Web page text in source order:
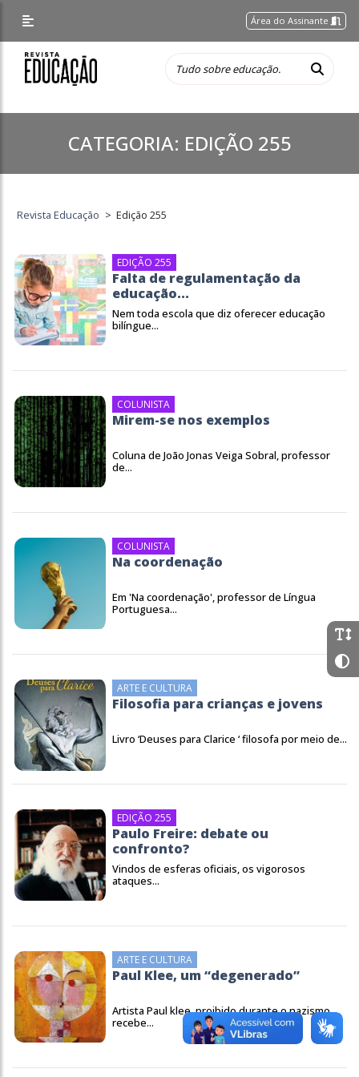
Área do Assinante
CATEGORIA: EDIÇÃO 255
Revista Educação > Edição 255
EDIÇÃO 255
Falta de regulamentação da
educação...
Nem toda escola que diz oferecer educação
bilíngue...
COLUNISTA
Mirem-se nos exemplos
Coluna de João Jonas Veiga Sobral, professor
de...
COLUNISTA
Na coordenação
Em 'Na coordenação', professor de Língua
Portuguesa...
ARTE E CULTURA
Filosofia para crianças e jovens
Livro ‘Deuses para Clarice ‘ filosofa por meio de...
EDIÇÃO 255
Paulo Freire: debate ou
confronto?
Vindos de esferas oficiais, os vigorosos
ataques...
ARTE E CULTURA
Paul Klee, um “degenerado”
Artista Paul klee, proibido durante o nazismo,
recebe...